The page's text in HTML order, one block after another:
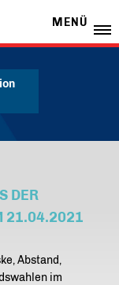
MENÜ
DER
21.04.2021
Abstand,
im